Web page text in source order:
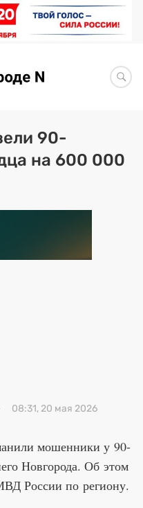
90-
на 600 000
08:31, 20 мая 2026
мошенники у 90-
Новгорода. Об этом
России по региону.